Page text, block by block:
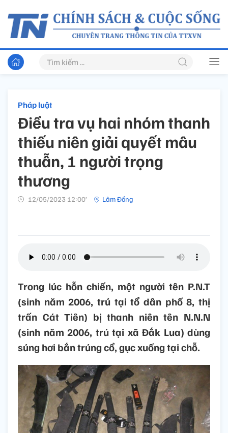
Pháp luật
Điều tra vụ hai nhóm thanh
thiếu niên giải quyết mâu
thuẫn, 1 người trọng
thương
12/05/2023 12:00’ Lâm Đồng
Trong lúc hỗn chiến, một người tên P.N.T
(sinh năm 2006, trú tại tổ dân phố 8, thị
trấn Cát Tiên) bị thanh niên tên N.N.N
(sinh năm 2006, trú tại xã Đắk Lua) dùng
súng hơi bắn trúng cổ, gục xuống tại chỗ.